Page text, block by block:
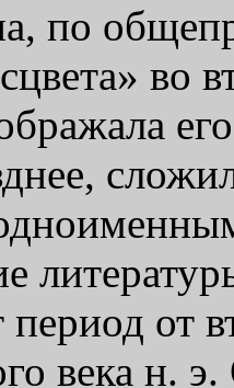
по
во
период от
века н.